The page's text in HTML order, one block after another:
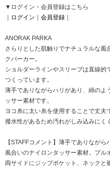
▼ログイン・会員登録はこちら
ログイン 会員登録
ANORAK PARKA
さらりとした肌触りでナチュラルな風
クパーカー。
ショルダーラインやスリーブは直線的
つくっています。
薄手でありながらハリがあり、綿のよ
ッサー素材です。
ヨコ糸に太い糸を使用することで丈夫
撥水性があるため汚れがしみ込みにく
【STAFFコメント】薄手でありなが
風合いのナイロンタッサー素材。プル
両サイドにジップポケット、ネックと